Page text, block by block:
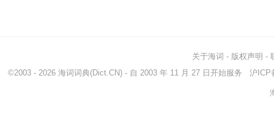
关于海词 - 版权声明 -
©2003 - 2026 海词词典(Dict.CN) - 自 2003 年 11 月 27 日开始服务 沪ICP